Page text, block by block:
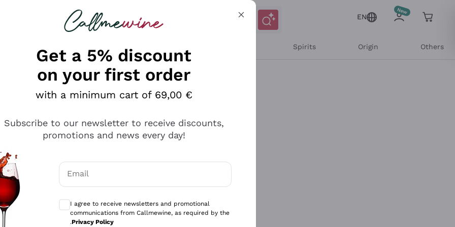
looking for
EN
Spirits Origin Others
Get a 5% discount
on your first order
with a minimum cart of 69,00 €
Subscribe to our newsletter to receive discounts,
promotions and news every day!
Email
I agree to receive newsletters and promotional
communications from Callmewine, as required by the
.Privacy Policy